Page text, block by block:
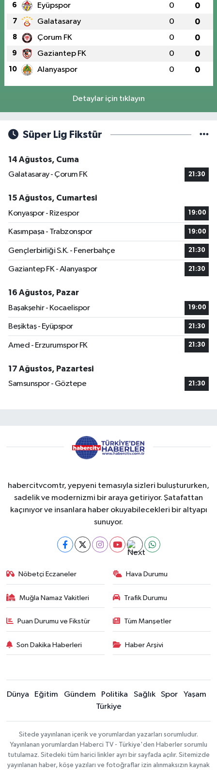
6 Eyüpspor 0 0
7 Galatasaray 0 0
8 Çorum FK 0 0
9 Gaziantep FK 0 0
10 Alanyaspor 0 0
Detaylar için tıklayın
Süper Lig Fikstür
14 Ağustos, Cuma
Galatasaray - Çorum FK
21:30
15 Ağustos, Cumartesi
Konyaspor - Rizespor
19:00
Kasımpaşa - Trabzonspor 19:00
Gençlerbirliği S.K. - Fenerbahçe 21:30
Gaziantep FK - Alanyaspor 21:30
16 Ağustos, Pazar
Başakşehir - Kocaelispor
19:00
Beşiktaş - Eyüpspor 21:30
Amed - Erzurumspor FK 21:30
17 Ağustos, Pazartesi
Samsunspor - Göztepe
21:30
habercitvcomtr, yepyeni temasıyla sizleri buluştururken,
sadelik ve modernizmi bir araya getiriyor. Şatafattan
kaçınıyor ve insanlara haber okuyabilecekleri bir altyapı
sunuyor.
Nöbetçi Eczaneler Hava Durumu
Muğla Namaz Vakitleri Trafik Durumu
Puan Durumu ve Fikstür Tüm Manşetler
Son Dakika Haberleri Haber Arşivi
Dünya Eğitim Gündem Politika Sağlık Spor
Yaşam
Türkiye
Sitede yayınlanan içerik ve yorumlardan yazarları sorumludur.
Yayınlanan yorumlardan Haberci TV - Türkiye'den Haberler sorumlu
tutulamaz. Sitedeki tüm harici linkler ayrı bir sayfada açılır. Sitemizde
yayınlanan haber, köşe yazıları ve fotoğraflar izin alınmaksızın kaynak